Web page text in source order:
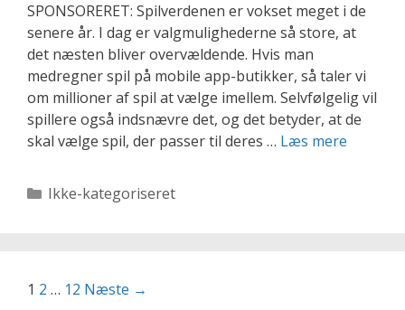
SPONSORERET: Spilverdenen er vokset meget i de
senere år. I dag er valgmulighederne så store, at
det næsten bliver overvældende. Hvis man
medregner spil på mobile app-butikker, så taler vi
om millioner af spil at vælge imellem. Selvfølgelig vil
spillere også indsnævre det, og det betyder, at de
skal vælge spil, der passer til deres … Læs mere
Kategorier
Ikke-kategoriseret
Indlægsnavigation
1 2 … 12 Næste →